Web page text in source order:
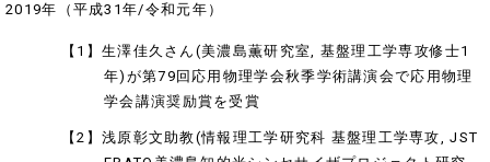
2019年（平成31年/令和元年）
【1】生澤佳久さん(美濃島薫研究室, 基盤理工学専攻修士1
年)が第79回応用物理学会秋季学術講演会で応用物理
学会講演奨励賞を受賞
【2】浅原彰文助教(情報理工学研究科 基盤理工学専攻, JST